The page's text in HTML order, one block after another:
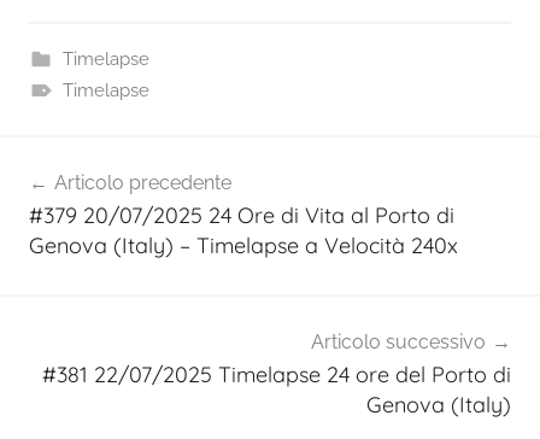
Timelapse
Timelapse
articoli
Articolo precedente
#379 20/07/2025 24 Ore di Vita al Porto di
Genova (Italy) – Timelapse a Velocità 240x
Articolo successivo
#381 22/07/2025 Timelapse 24 ore del Porto di
Genova (Italy)